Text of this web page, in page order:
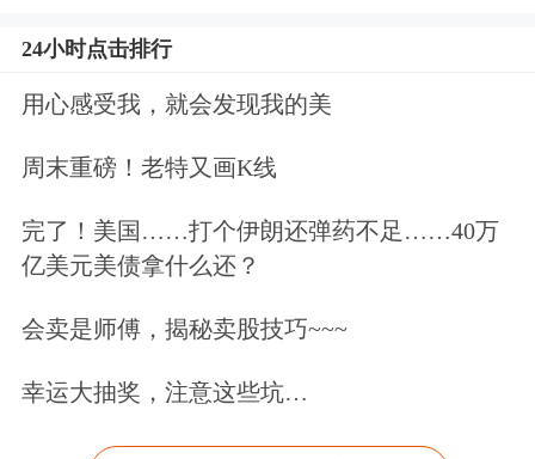
徐大堡以及太平岭核电项目3、4号机
组，正在供货或准备供货。
江苏神通表示，公司已具备为第三代、
第四代核电站提供阀门产品的能力，并
且积极开展核电技术应用的各类堆型所
需的阀门产品研制和技术储备。
钢研高纳表示，公司已在核电领域取得
相关准入资质，并与多个重要客户建立
24小时点击排行
用心感受我，就会发现我的美
周末重磅！老特又画K线
完了！美国……打个伊朗还弹药不足……40万
亿美元美债拿什么还？
会卖是师傅，揭秘卖股技巧~~~
幸运大抽奖，注意这些坑…